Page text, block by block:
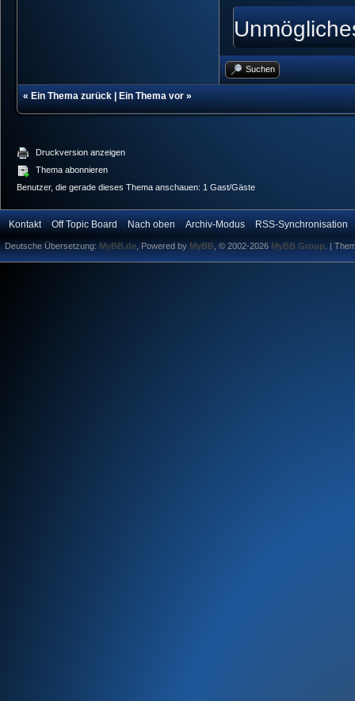
Suchen
« Ein Thema zurück Ein Thema vor »
Druckversion anzeigen
Thema abonnieren
Benutzer, die gerade dieses Thema anschauen: 1 Gast/Gäste
Kontakt Off Topic Board Nach oben Archiv-Modus RSS-Synchronisation
Deutsche Übersetzung: MyBB.de , Powered by MyBB , © 2002-2026 MyBB Group |